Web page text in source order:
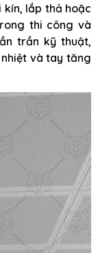
lắp thả hoặc
thi công và
trần kỹ thuật,
và tay tăng